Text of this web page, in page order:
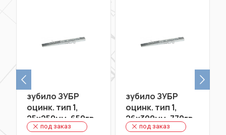
зубило ЗУБР
оцинк. тип 1,
25х250мм, 650гр
под заказ
зубило ЗУБР
оцинк. тип 1,
26х300мм, 770гр
под заказ